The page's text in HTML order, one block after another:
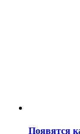
Появятся